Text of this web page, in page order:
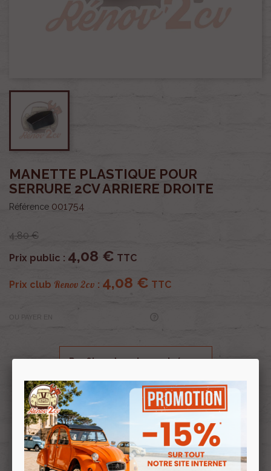
MANETTE PLASTIQUE POUR
SERRURE 2CV ARRIERE DROITE
Référence 001754
4,80 €
Prix public : 4,08 € TTC
Prix club Renov 2cv : 4,08 € TTC
OU PAYER EN
Profitez de prix remisés
Souscrire
au clubRenov 2cv
Coté droit passager.